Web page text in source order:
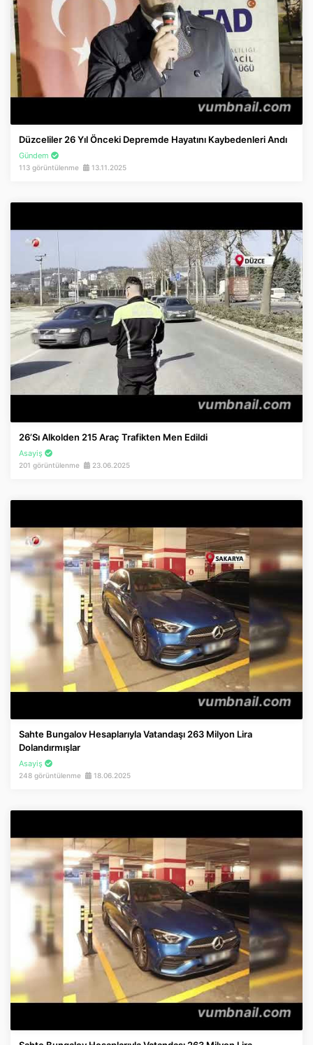
Düzceliler 26 Yıl Önceki Depremde Hayatını Kaybedenleri Andı
Gündem
113 görüntülenme 13.11.2025
26’sı Alkolden 215 Araç Trafikten Men Edildi
Asayiş
201 görüntülenme 23.06.2025
Sahte Bungalov Hesaplarıyla Vatandaşı 263 Milyon Lira
Dolandırmışlar
Asayiş
248 görüntülenme 18.06.2025